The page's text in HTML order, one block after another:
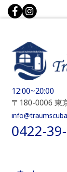
12:00~20:00
〒180-0006 東
0422-